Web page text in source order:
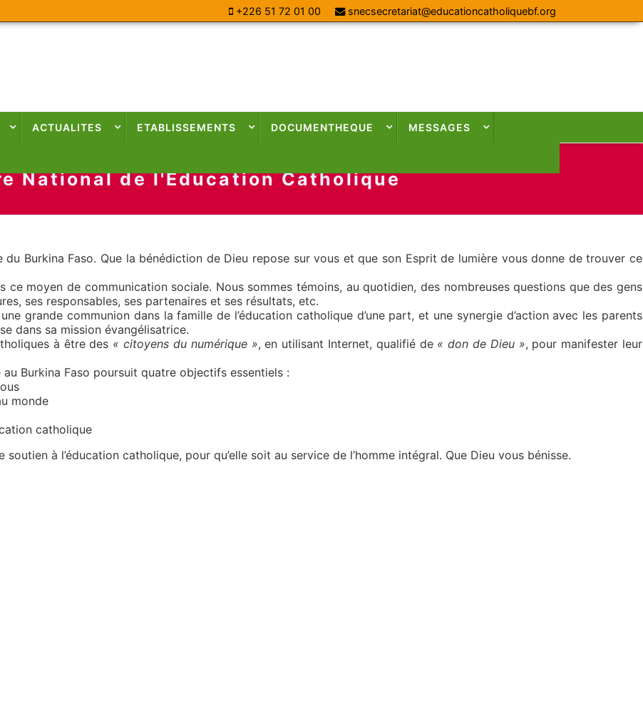
+226 51 72 01 00 snecsecretariat@educationcatholiquebf.org
ACTUALITES ETABLISSEMENTS DOCUMENTHEQUE MESSAGES
National de l'Education Catholique
du Burkina Faso. Que la bénédiction de Dieu repose sur vous et que son Esprit de lumière vous donne de trouver ce
ce moyen de communication sociale. Nous sommes témoins, au quotidien, des nombreuses questions que des gens
ses responsables, ses partenaires et ses résultats, etc.
grande communion dans la famille de l’éducation catholique d’une part, et une synergie d’action avec les parents
dans sa mission évangélisatrice.
à être des « citoyens du numérique », en utilisant Internet, qualifié de « don de Dieu », pour manifester leur
Burkina Faso poursuit quatre objectifs essentiels :
monde
catholique
à l’éducation catholique, pour qu’elle soit au service de l’homme intégral. Que Dieu vous bénisse.